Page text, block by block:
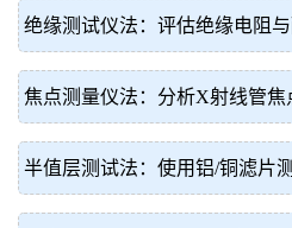
绝缘测试仪法：评估绝缘电阻与
焦点测量仪法：分析X射线管焦
半值层测试法：使用铝/铜滤片